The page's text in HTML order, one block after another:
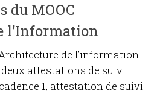
du MOOC
l’Information
de l’information
deux attestations de suivi
1, attestation de suivi